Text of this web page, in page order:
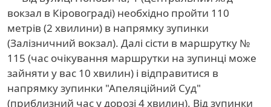
вокзал в Кіровограді) необхідно пройти 110
метрів (2 хвилини) в напрямку зупинки
(Залізничний вокзал). Далі сісти в маршрутку №
115 (час очікування маршрутки на зупинці може
зайняти у вас 10 хвилин) і відправитися в
напрямку зупинки "Апеляційний Суд"
(приблизний час у дорозі 4 хвилин). Від зупинки